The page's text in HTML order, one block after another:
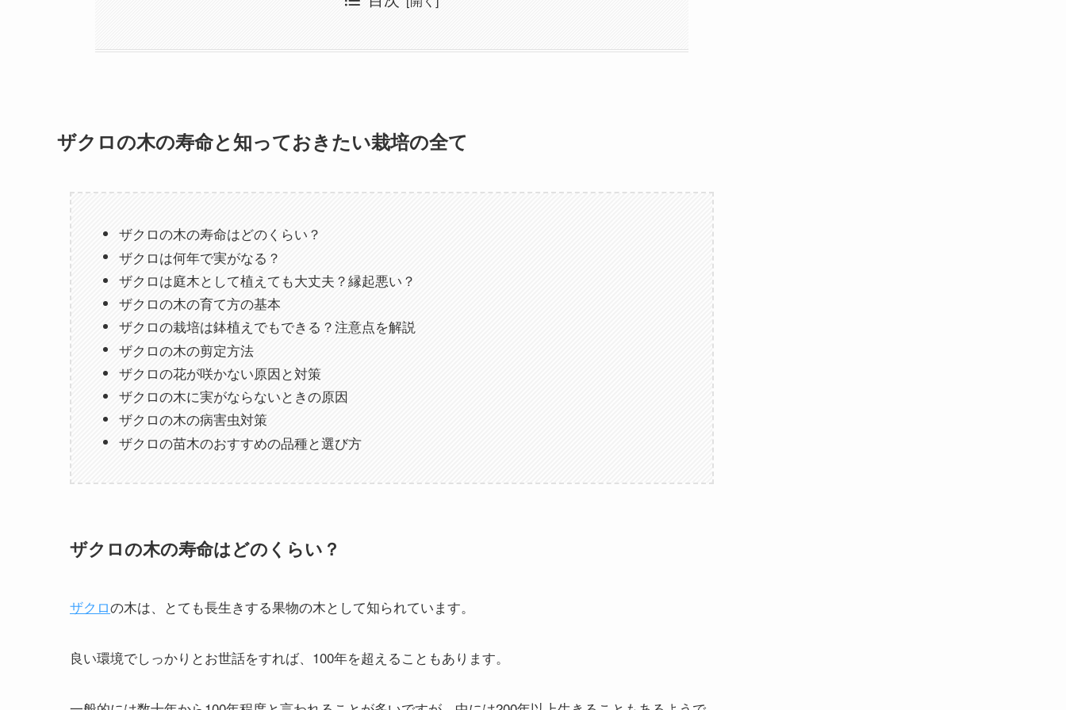
ザクロの木の寿命と知っておきたい栽培の全て
ザクロの木の寿命はどのくらい？
ザクロは何年で実がなる？
ザクロは庭木として植えても大丈夫？縁起悪い？
ザクロの木の育て方の基本
ザクロの栽培は鉢植えでもできる？注意点を解説
ザクロの木の剪定方法
ザクロの花が咲かない原因と対策
ザクロの木に実がならないときの原因
ザクロの木の病害虫対策
ザクロの苗木のおすすめの品種と選び方
ザクロの木の寿命はどのくらい？
ザクロの木は、とても長生きする果物の木として知られています。
良い環境でしっかりとお世話をすれば、100年を超えることもあります。